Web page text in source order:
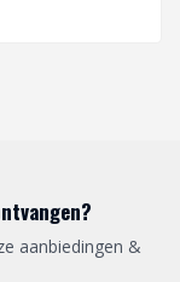
aanbiedingen &